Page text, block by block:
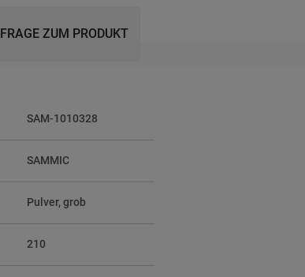
SAM-1010328
SAMMIC
Pulver, grob
210
FRAGE ZUM PRODUKT